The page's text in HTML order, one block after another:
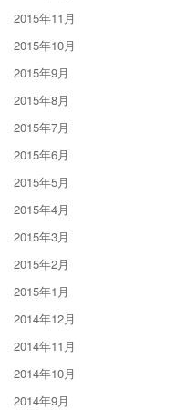
2015年11月
2015年10月
2015年9月
2015年8月
2015年7月
2015年6月
2015年5月
2015年4月
2015年3月
2015年2月
2015年1月
2014年12月
2014年11月
2014年10月
2014年9月